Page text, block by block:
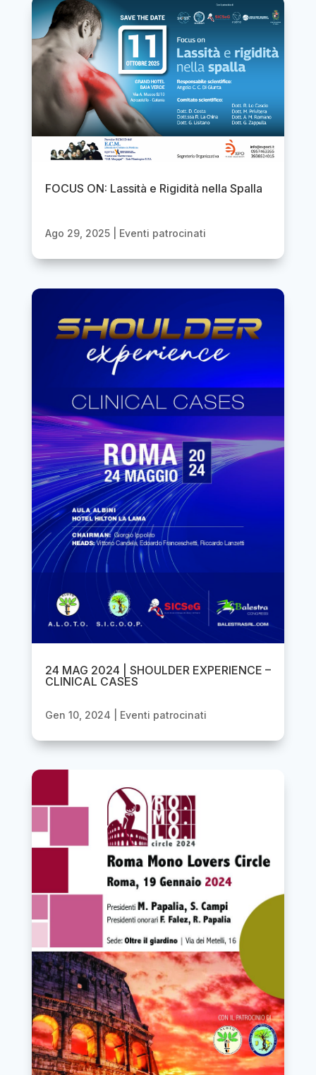
FOCUS ON: Lassità e Rigidità nella Spalla
Ago 29, 2025| Eventi patrocinati
24 MAG 2024 | SHOULDER EXPERIENCE –
CLINICAL CASES
Gen 10, 2024 Eventi patrocinati